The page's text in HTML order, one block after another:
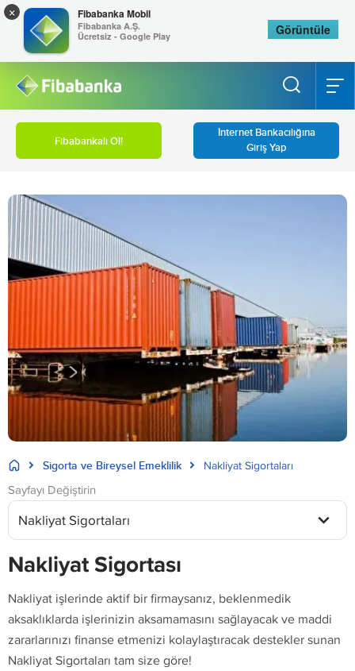
Fibabankalı Ol!
İnternet Bankacılığına
Giriş Yap
Sigorta ve Bireysel Emeklilik Nakliyat Sigortaları
Sayfayı Değiştirin
Nakliyat Sigortaları
Nakliyat Sigortası
Nakliyat işlerinde aktif bir firmaysanız, beklenmedik
aksaklıklarda işlerinizin aksamamasını sağlayacak ve maddi
zararlarınızı finanse etmenizi kolaylaştıracak destekler sunan
Nakliyat Sigortaları tam size göre!
× Fibabanka Mobil
Fibabanka A.Ş.
Ücretsiz - Google Play
Görüntüle